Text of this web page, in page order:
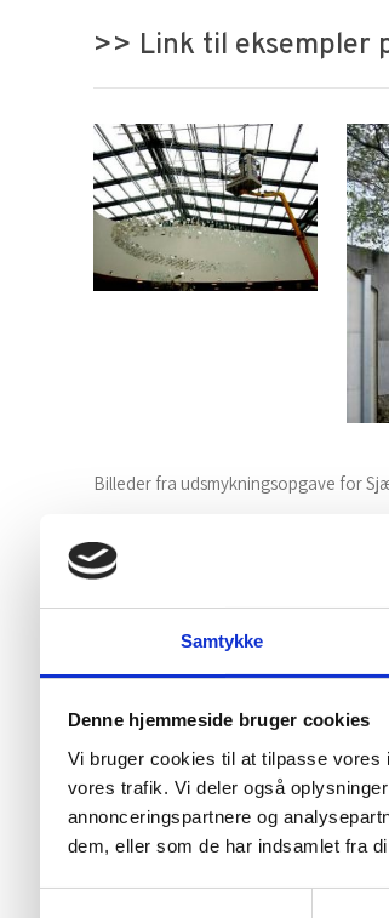
Samtykke
Denne hjemmeside bruger cookies
Vi bruger cookies til at tilpasse vores
vores trafik. Vi deler også
annonceringspartnere og
dem, eller som de har indsamlet fra
>> Link til eksempler
Billeder fra udsmykningsopgave for
Venstre:
Højre:Frode Gundorf laver regndryp
udhuggede regndryp af Laila